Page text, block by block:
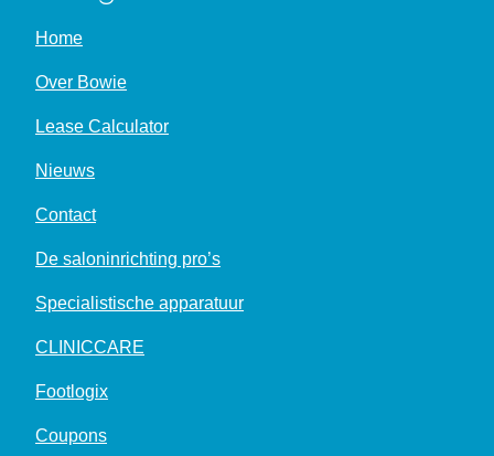
Home
Over Bowie
Lease Calculator
Nieuws
Contact
De saloninrichting pro’s
Specialistische apparatuur
CLINICCARE
Footlogix
Coupons